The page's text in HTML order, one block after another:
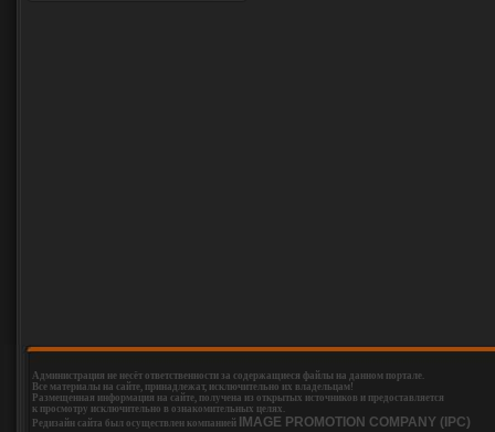
Администрация не несёт ответственности за содержащиеся файлы на данном портале.
Все материалы на сайте, принадлежат, исключительно их владельцам!
Размещенная информация на сайте, получена из открытых источников и предоставляется
к просмотру исключительно в ознакомительных целях.
Редизайн сайта был осуществлен компанией
IMAGE PROMOTION COMPANY (IPC)